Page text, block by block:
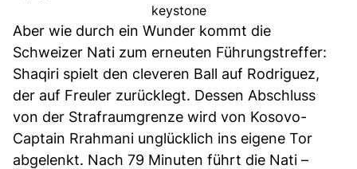
keystone
Aber wie durch ein Wunder kommt die
Schweizer Nati zum erneuten Führungstreffer:
Shaqiri spielt den cleveren Ball auf Rodriguez,
der auf Freuler zurücklegt. Dessen Abschluss
von der Strafraumgrenze wird von Kosovo-
Captain Rrahmani unglücklich ins eigene Tor
abgelenkt. Nach 79 Minuten führt die Nati –